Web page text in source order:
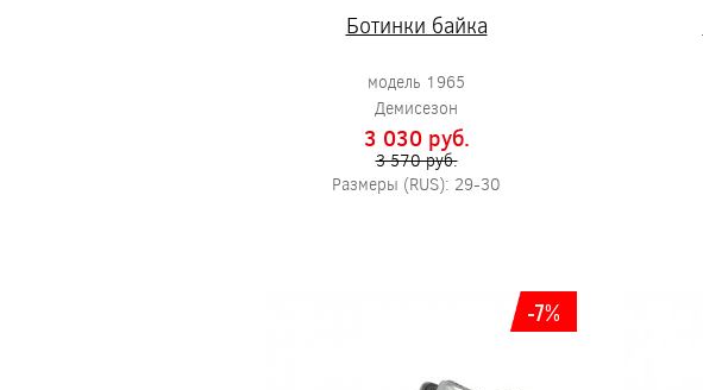
Ботинки байка
модель 1965
Демисезон
3 030 pуб.
3 570 pуб.
Размеры (RUS): 29-30
-7%